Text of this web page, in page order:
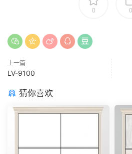
0 0
上一篇
LV-9100
猜你喜欢